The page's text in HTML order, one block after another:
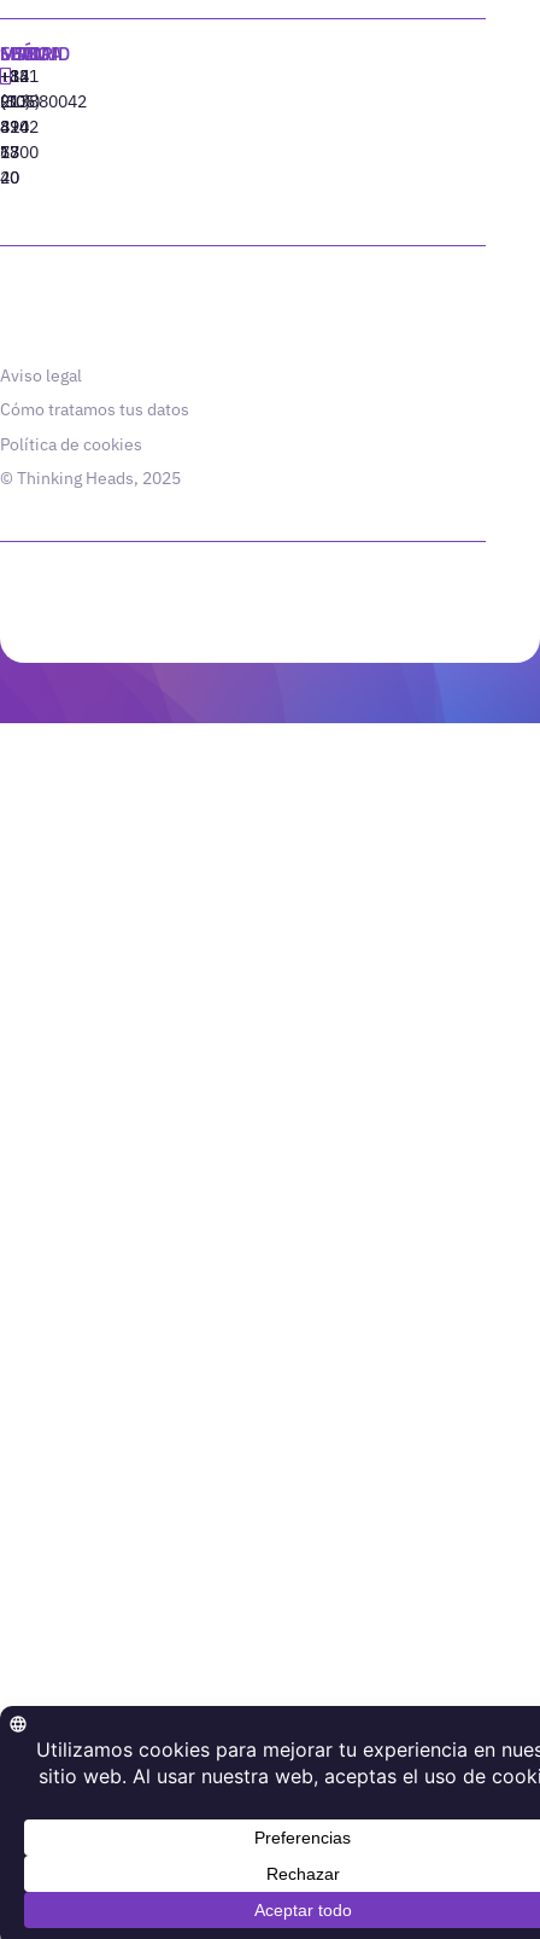
MADRID
+34
91
310
77
40
MIAMI
+1
(305)
424
13
20
SEÚL
+82
(10)
8942
6800
LISBOA
‪+351
213880042
Aviso legal
Cómo tratamos tus datos
Política de cookies
© Thinking Heads, 2025